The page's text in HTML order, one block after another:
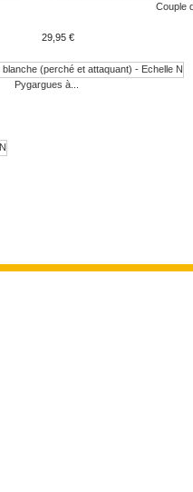
Couple
29,95 €
Pygargues à...